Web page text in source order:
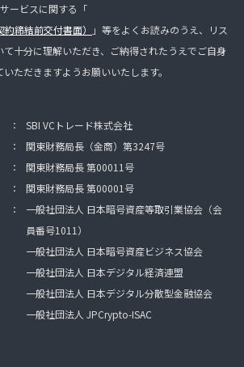
ービスに関する「
締結前交付書面）
」等をよくお読みのうえ、リス
て十分に理解いただき、ご納得されたうえでご自身
ただきますようお願いいたします。
：
SBI VCトレード株式会社
：
関東財務局長（金商）第3247号
：
関東財務局長 第00011号
：
関東財務局長 第00001号
：
一般社団法人 日本暗号資産等取引業協会（会
員番号1011）
一般社団法人 日本暗号資産ビジネス協会
一般社団法人 日本デジタル経済連盟
一般社団法人 日本デジタル分散型金融協会
一般社団法人 JPCrypto-ISAC